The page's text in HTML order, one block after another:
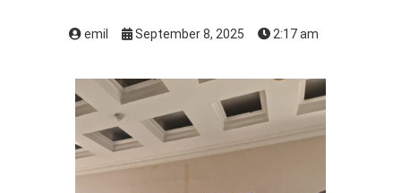
emil September 8, 2025 2:17 am